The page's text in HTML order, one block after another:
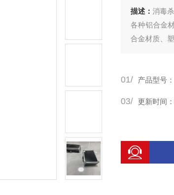
描述：消毒
各种铝合金
合金材质、
全面具呼吸
01/ 产品型号：
03/ 更新时间